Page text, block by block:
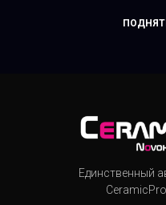
Единственный